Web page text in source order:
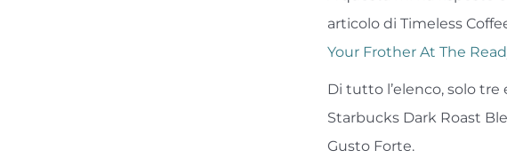
articolo di Timeless
Your Frother At The
Di tutto l’elenco, solo
Starbucks Dark Roast
Gusto Forte.